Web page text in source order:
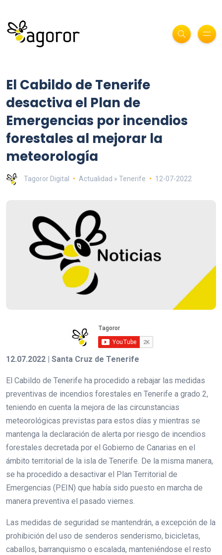
El Cabildo de Tenerife
desactiva el Plan de
Emergencias por incendios
forestales al mejorar la
meteorología
Tagoror Digital Actualidad » Tenerife 12-07-2022
12.07.2022 | Santa Cruz de Tenerife
El Cabildo de Tenerife ha procedido a rebajar las medidas
preventivas de incendios forestales en Tenerife a grado 2,
teniendo en cuenta la mejora de las circunstancias
meteorológicas previstas para estos días y mientras se
mantenga la declaración de alerta por riesgo de incendios
forestales decretada por el Gobierno de Canarias en el
ámbito territorial de la isla de Tenerife. De la misma manera,
se ha procedido a desactivar el Plan Territorial de
Emergencias (PEIN) que había sido puesto en marcha de
manera preventiva el pasado viernes.
Las medidas de seguridad se mantendrán, a excepción de la
prohibición del uso de senderos senderismo, bicicletas,
caballos, barranquismo o escalada, manteniéndose el resto